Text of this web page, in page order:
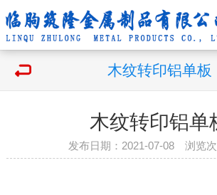
木纹转印铝单板
木纹转印铝单
发布日期：2021-07-08 浏览